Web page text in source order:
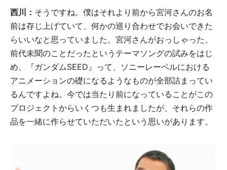
西川： そうですね。僕はそれより前から宮河さんのお名
前は存じ上げていて、何かの巡り合わせでお会いできた
らいいなと思っていました。宮河さんがおっしゃった、
前代未聞のことだったというテーマソングの試みをはじ
め、『ガンダムSEED』って、ソニーレーベルにおける
アニメーションの礎になるようなものが全部詰まってい
るんですよね。今では当たり前になっていることがこの
プロジェクトからいくつも生まれましたが、それらの作
品を一緒に作らせていただいたという思いがあります。